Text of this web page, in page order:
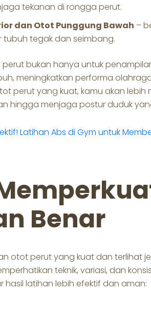
tekanan di rongga perut.
dan Otot Punggung Bawah –
tegak dan seimbang.
bukan hanya untuk
meningkatkan performa
perut yang kuat, kamu akan lebih
hingga menjaga postur duduk
Latihan Abs di Gym untuk
Benar
otot perut yang kuat dan terlihat
teknik, variasi, dan
hasil latihan lebih efektif dan aman: